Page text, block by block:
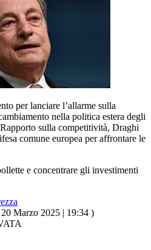
per lanciare l’allarme sulla
nella politica estera degli
sulla competitività, Draghi
comune europea per affrontare le
e concentrare gli investimenti
Marzo 2025 | 19:34 )